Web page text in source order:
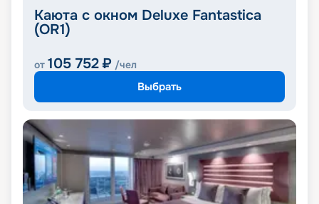
Каюта с окном Deluxe Fantastica
(OR1)
от 105 752 ₽ /чел
Выбрать